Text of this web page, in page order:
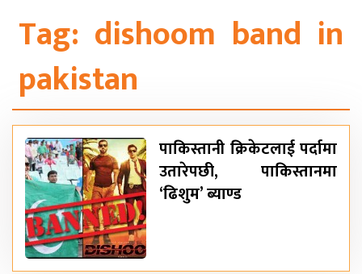
Tag: dishoom band in
pakistan
पाकिस्तानी क्रिकेटलाई पर्दामा
उतारेपछी, पाकिस्तानमा
‘ढिशुम’ ब्याण्ड